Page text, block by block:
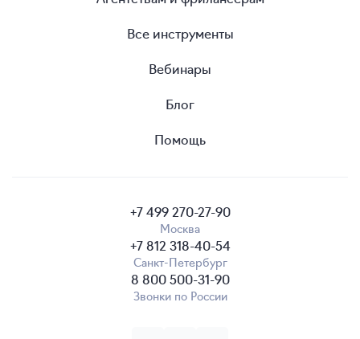
Все инструменты
Вебинары
Блог
Помощь
+7 499 270-27-90
Москва
+7 812 318-40-54
Санкт-Петербург
8 800 500-31-90
Звонки по России